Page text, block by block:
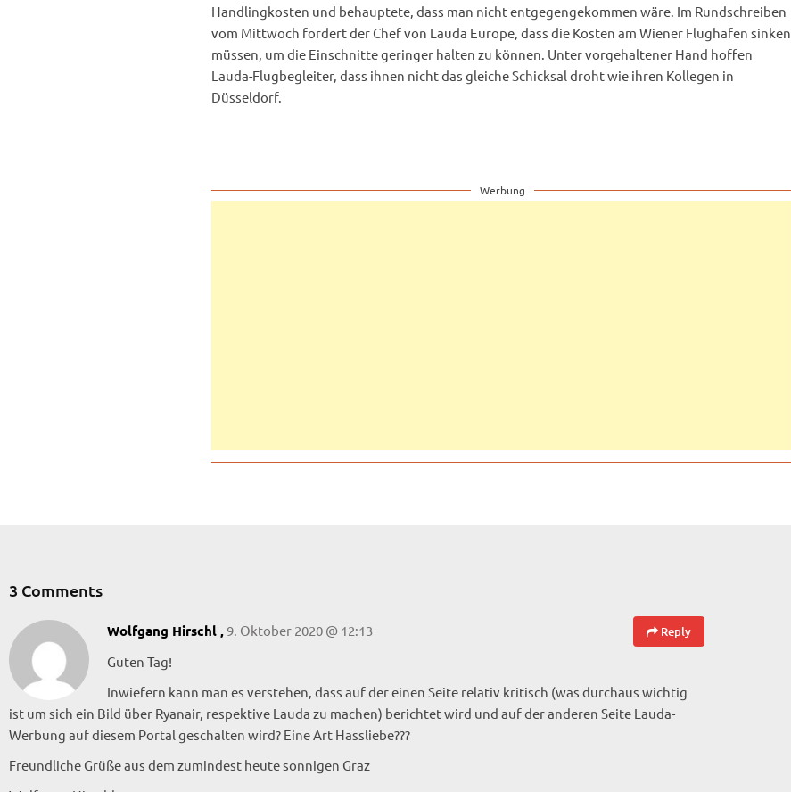
Handlingkosten und behauptete, dass man nicht entgegengekommen wäre. Im Rundschreiben
vom Mittwoch fordert der Chef von Lauda Europe, dass die Kosten am Wiener Flughafen sinken
müssen, um die Einschnitte geringer halten zu können. Unter vorgehaltener Hand hoffen
Lauda-Flugbegleiter, dass ihnen nicht das gleiche Schicksal droht wie ihren Kollegen in
Düsseldorf.
Werbung
3 Comments
Reply
Wolfgang Hirschl , 9. Oktober 2020 @ 12:13
Guten Tag!
Inwiefern kann man es verstehen, dass auf der einen Seite relativ kritisch (was durchaus wichtig
ist um sich ein Bild über Ryanair, respektive Lauda zu machen) berichtet wird und auf der anderen Seite Lauda-
Werbung auf diesem Portal geschalten wird? Eine Art Hassliebe???
Freundliche Grüße aus dem zumindest heute sonnigen Graz